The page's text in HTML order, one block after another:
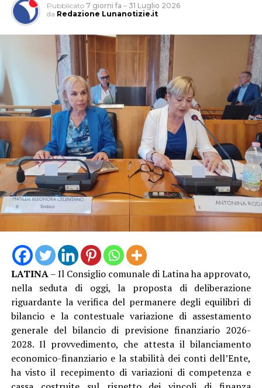
Ad aprire gli interventi è stata la capogruppo del
Partito Democratico Valeria Campagna, che ha puntato
l’attenzione sulla perdita della Bandiera Blu dopo
tredici anni consecutivi e sulla gestione della stagione
balneare. “È il simbolo di un fallimento politico”, ha
dichiarato Campagna, secondo cui i problemi legati al
salvamento, agli affidamenti e alla programmazione del
litorale si sarebbero ripetuti negli ultimi anni senza una
soluzione strutturale. La consigliera dem ha criticato
anche la programmazione culturale estiva e la gestione
degli spazi sul lungomare, sostenendo che Latina
avrebbe perso opportunità di crescita e attrattività
rispetto ad altri comuni del territorio.
Pubblicato 7 giorni fa – 31 Luglio 2026
da Redazione Lunanotizie.it
LATINA– Il Consiglio comunale di Latina ha approvato,
nella seduta di oggi, la proposta di deliberazione
riguardante la verifica del permanere degli equilibri di
bilancio e la contestuale variazione di assestamento
generale del bilancio di previsione finanziario 2026-
2028. Il provvedimento, che attesta il bilanciamento
economico-finanziario e la stabilità dei conti dell’Ente,
ha visto il recepimento di variazioni di competenza e